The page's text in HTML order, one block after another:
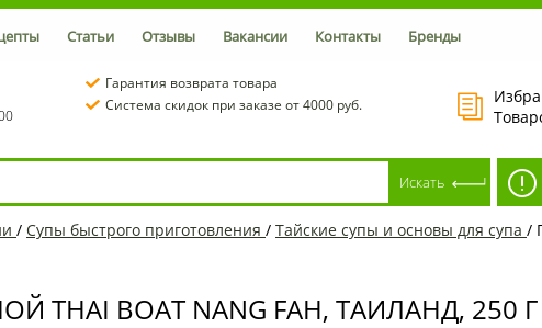
Статьи Отзывы Вакансии Контакты Бренды
Гарантия возврата товара
Система скидок при заказе от 4000 руб.
/ Супы быстрого приготовления / Тайские супы и основы для супа /
BOAT NANG FAH, ТАИЛАНД, 250 Г